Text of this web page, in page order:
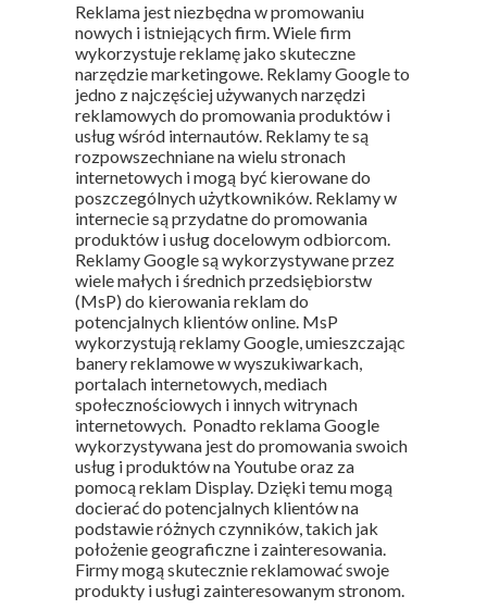
Reklama jest niezbędna w promowaniu
nowych i istniejących firm. Wiele firm
wykorzystuje reklamę jako skuteczne
narzędzie marketingowe. Reklamy Google to
jedno z najczęściej używanych narzędzi
reklamowych do promowania produktów i
usług wśród internautów. Reklamy te są
rozpowszechniane na wielu stronach
internetowych i mogą być kierowane do
poszczególnych użytkowników. Reklamy w
internecie są przydatne do promowania
produktów i usług docelowym odbiorcom.
Reklamy Google są wykorzystywane przez
wiele małych i średnich przedsiębiorstw
(MsP) do kierowania reklam do
potencjalnych klientów online. MsP
wykorzystują reklamy Google, umieszczając
banery reklamowe w wyszukiwarkach,
portalach internetowych, mediach
społecznościowych i innych witrynach
internetowych. Ponadto reklama Google
wykorzystywana jest do promowania swoich
usług i produktów na Youtube oraz za
pomocą reklam Display. Dzięki temu mogą
docierać do potencjalnych klientów na
podstawie różnych czynników, takich jak
położenie geograficzne i zainteresowania.
Firmy mogą skutecznie reklamować swoje
produkty i usługi zainteresowanym stronom.